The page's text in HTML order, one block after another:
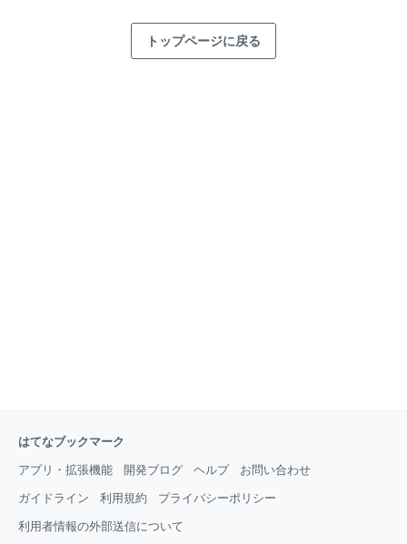
トップページに戻る
はてなブックマーク
アプリ・拡張機能 開発ブログ ヘルプ お問い合わせ
ガイドライン 利用規約 プライバシーポリシー
利用者情報の外部送信について